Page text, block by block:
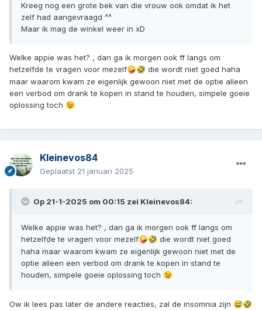
Kreeg nog een grote bek van die vrouw ook omdat ik het
zelf had aangevraagd ^^
Maar ik mag de winkel weer in xD
Welke appie was het? , dan ga ik morgen ook ff langs om
hetzelfde te vragen voor mezelf🤪🤣 die wordt niet goed haha
maar waarom kwam ze eigenlijk gewoon niet met de optie alleen
een verbod om drank te kopen in stand te houden, simpele goeie
oplossing toch 😉
Kleinevos84
Geplaatst 21 januari 2025
Op 21-1-2025 om 00:15 zei Kleinevos84:
Welke appie was het? , dan ga ik morgen ook ff langs om
hetzelfde te vragen voor mezelf🤪🤣 die wordt niet goed
haha maar waarom kwam ze eigenlijk gewoon niet met de
optie alleen een verbod om drank te kopen in stand te
houden, simpele goeie oplossing toch 😉
Ow ik lees pas later de andere reacties, zal de insomnia zijn 😅🤣